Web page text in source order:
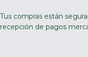
Tus compras están
recepción de pagos